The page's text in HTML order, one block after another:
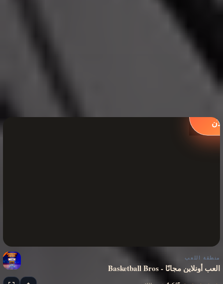
منطقة اللعب
Basketball Bros - العب أونلاين مجانًا